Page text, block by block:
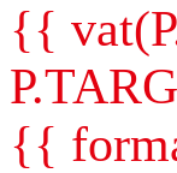
{{
{{